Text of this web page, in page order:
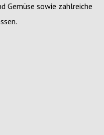
Gemüse sowie zahlreiche